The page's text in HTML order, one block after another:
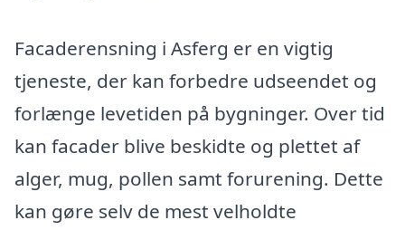
Facaderensning i Asferg er en vigtig
tjeneste, der kan forbedre udseendet og
forlænge levetiden på bygninger. Over tid
kan facader blive beskidte og plettet af
alger, mug, pollen samt forurening. Dette
kan gøre selv de mest velholdte